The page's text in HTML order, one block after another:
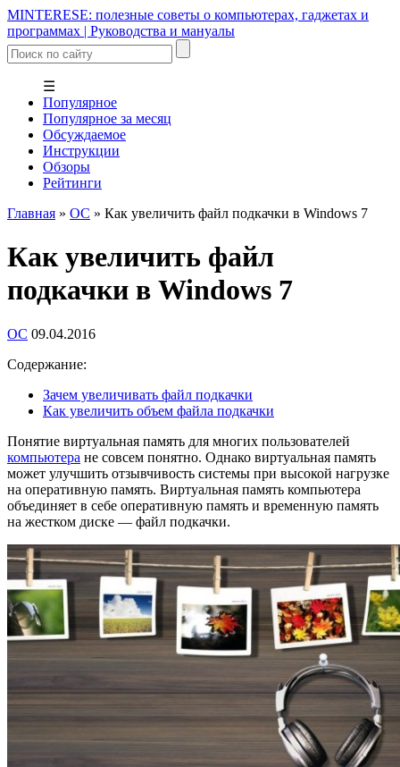
MINTERESE: полезные советы о компьютерах, гаджетах и
программах | Руководства и мануалы
☰
Популярное
Популярное за месяц
Обсуждаемое
Инструкции
Обзоры
Рейтинги
Главная » ОС » Как увеличить файл подкачки в Windows 7
Как увеличить файл
подкачки в Windows 7
ОС 09.04.2016
Содержание:
Зачем увеличивать файл подкачки
Как увеличить объем файла подкачки
Понятие виртуальная память для многих пользователей
компьютера не совсем понятно. Однако виртуальная память
может улучшить отзывчивость системы при высокой нагрузке
на оперативную память. Виртуальная память компьютера
объединяет в себе оперативную память и временную память
на жестком диске — файл подкачки.